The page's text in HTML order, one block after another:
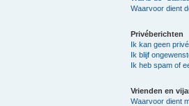
Waarvoor dient
Privéberichten
Ik kan geen
Ik blijf
Ik heb spam of
Vrienden en
Waarvoor dient